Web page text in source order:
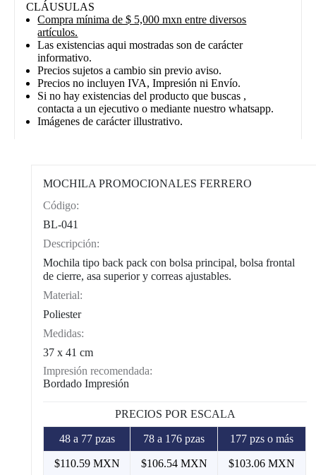
CLÁUSULAS
Compra mínima de $ 5,000 mxn entre diversos
artículos.
Las existencias aqui mostradas son de carácter
informativo.
Precios sujetos a cambio sin previo aviso.
Precios no incluyen IVA, Impresión ni Envío.
Si no hay existencias del producto que buscas ,
contacta a un ejecutivo o mediante nuestro whatsapp.
Imágenes de carácter illustrativo.
MOCHILA PROMOCIONALES FERRERO
Código:
BL-041
Descripción:
Mochila tipo back pack con bolsa principal, bolsa frontal
de cierre, asa superior y correas ajustables.
Material:
Poliester
Medidas:
37 x 41 cm
Impresión recomendada:
Bordado Impresión
PRECIOS POR ESCALA
48 a 77 pzas 78 a 176 pzas 177 pzs o más
$110.59 MXN $106.54 MXN $103.06 MXN